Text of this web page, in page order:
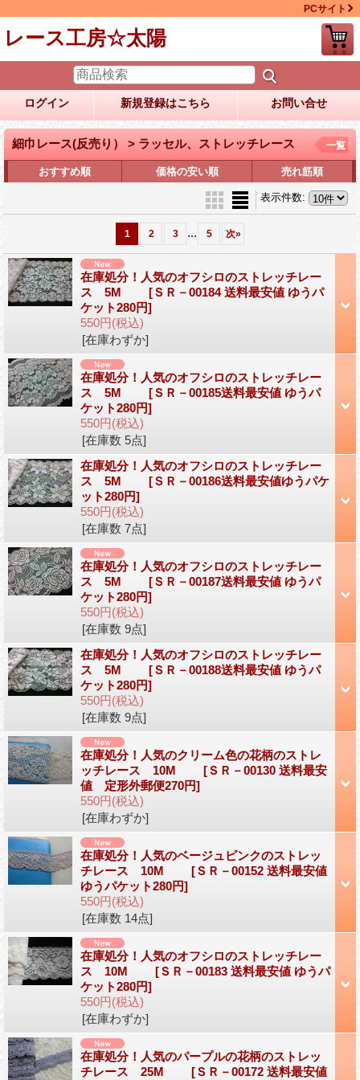
PCサイト
レース工房☆太陽
ログイン 新規登録はこちら お問い合せ
細巾レース(反売り） > ラッセル、ストレッチレース 一覧
おすすめ順 価格の安い順 売れ筋順
表示件数:
1 2 3 ... 5 次»
在庫処分！人気のオフシロのストレッチレー
ス 5M [ＳＲ－00184 送料最安値 ゆうパ
ケット280円]
550円(税込)
[在庫わずか]
在庫処分！人気のオフシロのストレッチレー
ス 5M [ＳＲ－00185送料最安値 ゆうパ
ケット280円]
550円(税込)
[在庫数 5点]
在庫処分！人気のオフシロのストレッチレー
ス 5M [ＳＲ－00186送料最安値ゆうパケ
ット280円]
550円(税込)
[在庫数 7点]
在庫処分！人気のオフシロのストレッチレー
ス 5M [ＳＲ－00187送料最安値 ゆうパ
ケット280円]
550円(税込)
[在庫数 9点]
在庫処分！人気のオフシロのストレッチレー
ス 5M [ＳＲ－00188送料最安値 ゆうパ
ケット280円]
550円(税込)
[在庫数 9点]
在庫処分！人気のクリーム色の花柄のストレ
ッチレース 10M [ＳＲ－00130 送料最安
値 定形外郵便270円]
550円(税込)
[在庫わずか]
在庫処分！人気のベージュピンクのストレッ
チレース 10M [ＳＲ－00152 送料最安値
ゆうパケット280円]
550円(税込)
[在庫数 14点]
在庫処分！人気のオフシロのストレッチレー
ス 10M [ＳＲ－00183 送料最安値 ゆうパ
ケット280円]
550円(税込)
[在庫わずか]
在庫処分！人気のパープルの花柄のストレッ
チレース 25M [ＳＲ－00172 送料最安値